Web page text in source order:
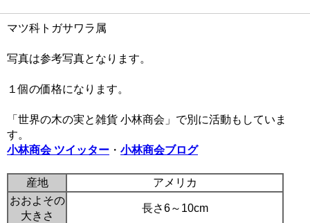
マツ科トガサワラ属
写真は参考写真となります。
１個の価格になります。
「世界の木の実と雑貨 小林商会」で別に活動もしていま
す。
小林商会 ツイッター ・ 小林商会ブログ
産地
アメリカ
おおよその
大きさ
長さ6～10cm